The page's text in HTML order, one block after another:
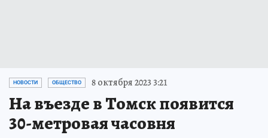
НОВОСТИ ОБЩЕСТВО 8 октября 2023 3:21
На въезде в Томск появится
30-метровая часовня